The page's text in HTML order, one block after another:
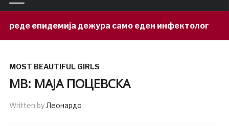
само еден инфектолог 11 hours ago
MOST BEAUTIFUL GIRLS
MB: МАЈА ПОЦЕВСКА
Written byЛеонардо